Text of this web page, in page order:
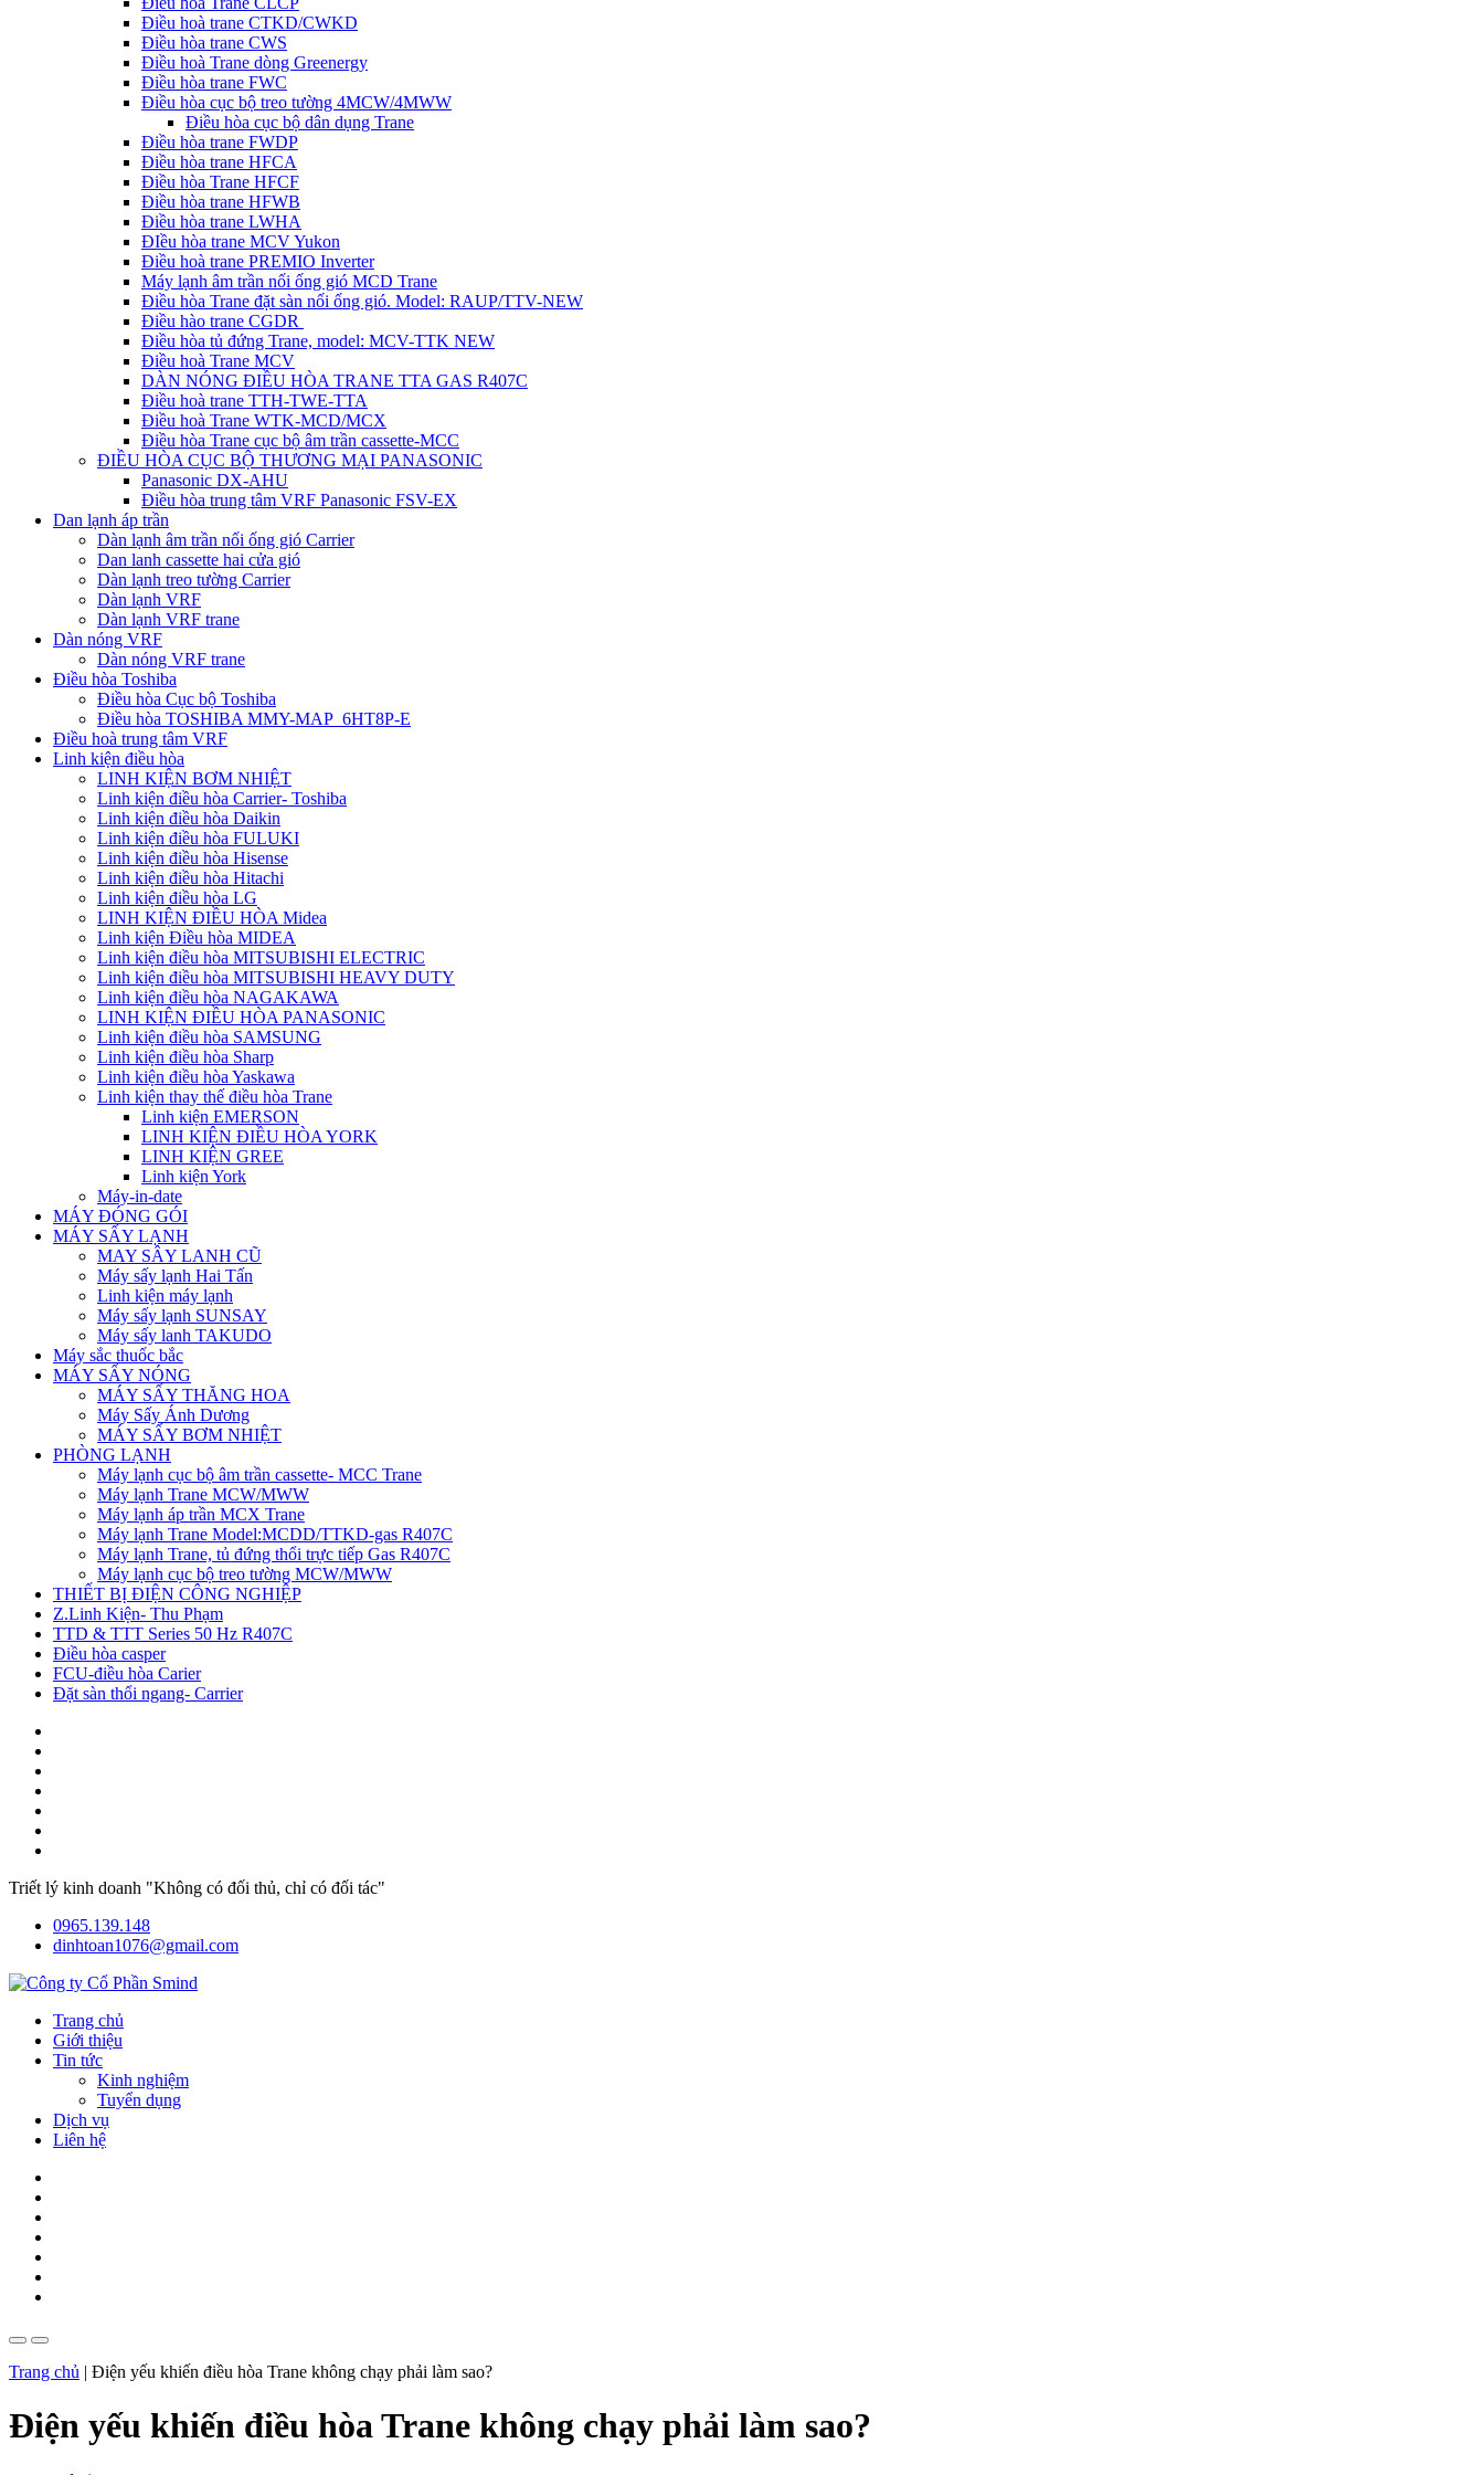
Điều hoà trane CTKD/CWKD
Điều hòa trane CWS
Điều hoà Trane dòng Greenergy
Điều hòa trane FWC
Điều hòa cục bộ treo tường 4MCW/4MWW
Điều hòa cục bộ dân dụng Trane
Điều hòa trane FWDP
Điều hòa trane HFCA
Điều hòa Trane HFCF
Điều hòa trane HFWB
Điều hòa trane LWHA
ĐIều hòa trane MCV Yukon
Điều hoà trane PREMIO Inverter
Máy lạnh âm trần nối ống gió MCD Trane
Điều hòa Trane đặt sàn nối ống gió. Model: RAUP/TTV-NEW
Điều hào trane CGDR
Điều hòa tủ đứng Trane, model: MCV-TTK NEW
Điều hoà Trane MCV
DÀN NÓNG ĐIỀU HÒA TRANE TTA GAS R407C
Điều hoà trane TTH-TWE-TTA
Điều hoà Trane WTK-MCD/MCX
Điều hòa Trane cục bộ âm trần cassette-MCC
ĐIỀU HÒA CỤC BỘ THƯƠNG MẠI PANASONIC
Panasonic DX-AHU
Điều hòa trung tâm VRF Panasonic FSV-EX
Dan lạnh áp trần
Dàn lạnh âm trần nối ống gió Carrier
Dan lanh cassette hai cửa gió
Dàn lạnh treo tường Carrier
Dàn lạnh VRF
Dàn lạnh VRF trane
Dàn nóng VRF
Dàn nóng VRF trane
Điều hòa Toshiba
Điều hòa Cục bộ Toshiba
Điều hòa TOSHIBA MMY-MAP_6HT8P-E
Điều hoà trung tâm VRF
Linh kiện điều hòa
LINH KIỆN BƠM NHIỆT
Linh kiện điều hòa Carrier- Toshiba
Linh kiện điều hòa Daikin
Linh kiện điều hòa FULUKI
Linh kiện điều hòa Hisense
Linh kiện điều hòa Hitachi
Linh kiện điều hòa LG
LINH KIỆN ĐIỀU HÒA Midea
Linh kiện Điều hòa MIDEA
Linh kiện điều hòa MITSUBISHI ELECTRIC
Linh kiện điều hòa MITSUBISHI HEAVY DUTY
Linh kiện điều hòa NAGAKAWA
LINH KIỆN ĐIỀU HÒA PANASONIC
Linh kiện điều hòa SAMSUNG
Linh kiện điều hòa Sharp
Linh kiện điều hòa Yaskawa
Linh kiện thay thế điều hòa Trane
Linh kiện EMERSON
LINH KIỆN ĐIỀU HÒA YORK
LINH KIỆN GREE
Linh kiện York
Máy-in-date
MÁY ĐÓNG GÓI
MÁY SẤY LẠNH
MAY SÂY LANH CŨ
Máy sấy lạnh Hai Tấn
Linh kiện máy lạnh
Máy sấy lạnh SUNSAY
Máy sấy lanh TAKUDO
Máy sắc thuốc bắc
MÁY SẤY NÓNG
MÁY SẤY THĂNG HOA
Máy Sấy Ánh Dương
MÁY SẤY BƠM NHIỆT
PHÒNG LẠNH
Máy lạnh cục bộ âm trần cassette- MCC Trane
Máy lạnh Trane MCW/MWW
Máy lạnh áp trần MCX Trane
Máy lạnh Trane Model:MCDD/TTKD-gas R407C
Máy lạnh Trane, tủ đứng thổi trực tiếp Gas R407C
Máy lạnh cục bộ treo tường MCW/MWW
THIẾT BỊ ĐIỆN CÔNG NGHIỆP
Z.Linh Kiện- Thu Phạm
TTD & TTT Series 50 Hz R407C
Điều hòa casper
FCU-điều hòa Carier
Đặt sàn thổi ngang- Carrier
Triết lý kinh doanh "Không có đối thủ, chỉ có đối tác"
0965.139.148
dinhtoan1076@gmail.com
Trang chủ
Giới thiệu
Tin tức
Kinh nghiệm
Tuyển dụng
Dịch vụ
Liên hệ
Trang chủ | Điện yếu khiến điều hòa Trane không chạy phải làm sao?
Điện yếu khiến điều hòa Trane không chạy phải làm sao?